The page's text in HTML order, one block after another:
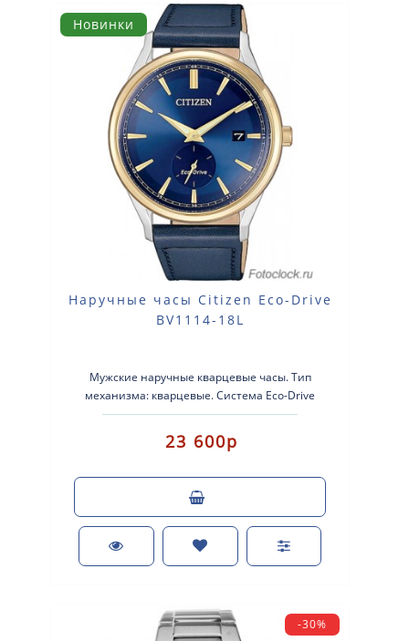
Новинки
Наручные часы Citizen Eco-Drive
BV1114-18L
Мужские наручные кварцевые часы. Тип
механизма: кварцевые. Система Eco-Drive
(аккумулятор с питанием от световой энергии). К..
23 600р
-30%